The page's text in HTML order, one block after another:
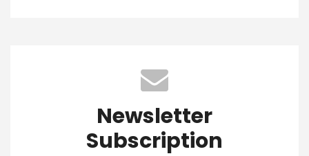
Newsletter
Subscription